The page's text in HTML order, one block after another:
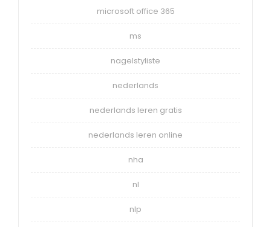
microsoft office 365
ms
nagelstyliste
nederlands
nederlands leren gratis
nederlands leren online
nha
nl
nlp